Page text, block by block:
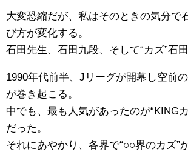
大変恐縮だが、私はそのときの気分で
び方が変化する。
石田先生、石田九段、そして“カズ”石
1990年代前半、Jリーグが開幕し空前
が巻き起こる。
中でも、最も人気があったのが“KING
だった。
それにあやかり、各界で“○○界のカズ”